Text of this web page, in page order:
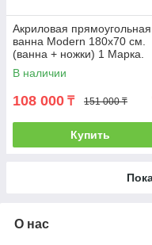
Акриловая прямоугольная
ванна Modern 180х70 см.
(ванна + ножки) 1 Марка.
Россия
В наличии
108 000 ₸ 151 000 ₸
Купить
О нас